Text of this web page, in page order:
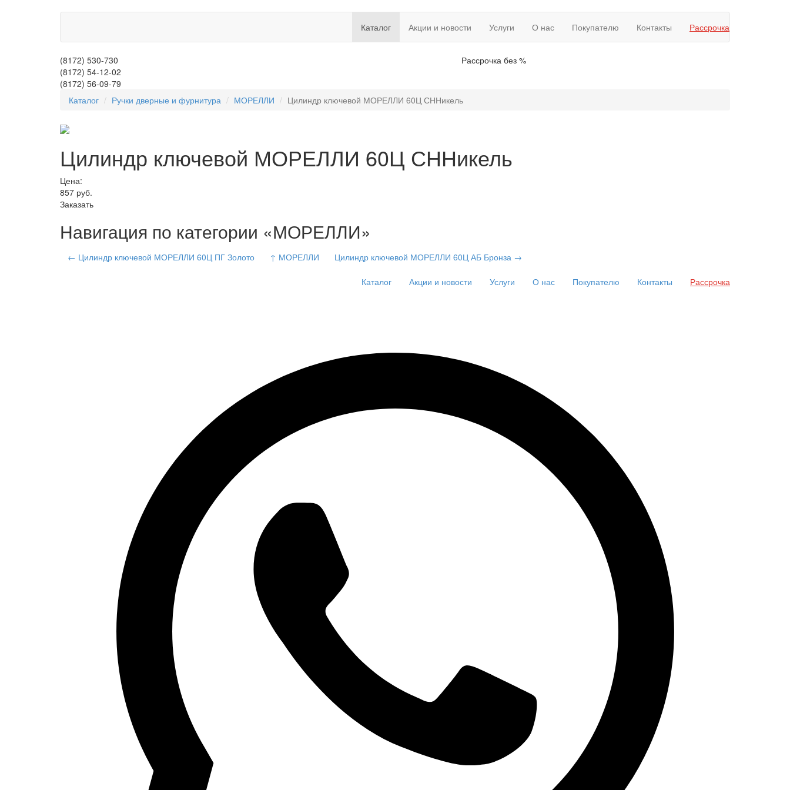
Каталог Акции и новости Услуги О нас Покупателю Контакты Рассрочка
(8172) 530-730
(8172) 54-12-02
(8172) 56-09-79
Рассрочка без %
Каталог Ручки дверные и фурнитура МОРЕЛЛИ Цилиндр ключевой МОРЕЛЛИ 60Ц СННикель
Цилиндр ключевой МОРЕЛЛИ 60Ц СННикель
Цена:
857 руб.
Заказать
Навигация по категории «МОРЕЛЛИ»
← Цилиндр ключевой МОРЕЛЛИ 60Ц ПГ Золото ↑ МОРЕЛЛИ Цилиндр ключевой МОРЕЛЛИ 60Ц АБ Бронза →
Каталог Акции и новости Услуги О нас Покупателю Контакты Рассрочка